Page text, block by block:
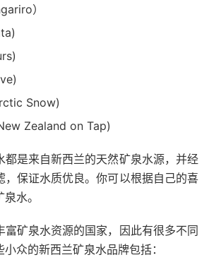
）
Snow)
Zealand on Tap)
都是来自新西兰的天然矿泉水源，并经
，保证水质优良。你可以根据自己的喜
水。
富矿泉水资源的国家，因此有很多不同
众的新西兰矿泉水品牌包括：